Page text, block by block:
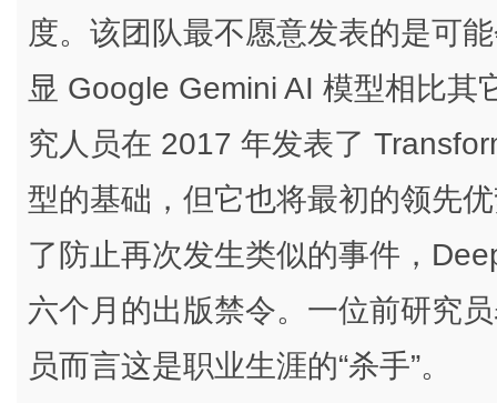
度。该团队最不愿意发表的是可
显 Google Gemini AI 模型相比
究人员在 2017 年发表了
型的基础，但它也将最初的领先
了防止再次发生类似的事件，
六个月的出版禁令。一位前研究
员而言这是职业生涯的“杀手”。